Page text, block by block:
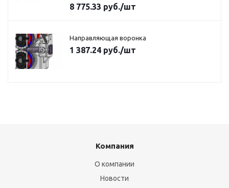
8 775.33 руб./шт
Направляющая воронка
1 387.24 руб./шт
Компания
О компании
Новости